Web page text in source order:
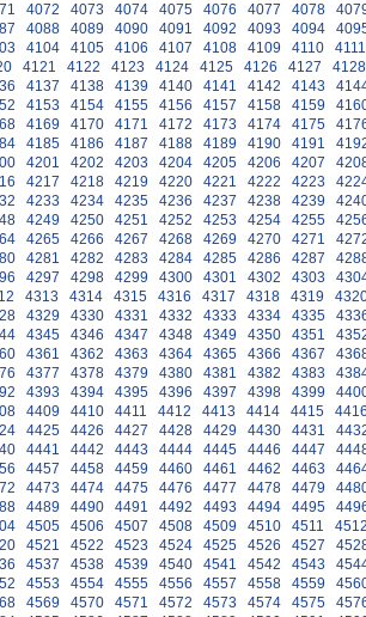
4072 4073 4074 4075 4076 4077 4078
4088 4089 4090 4091 4092 4093 4094
4104 4105 4106 4107 4108 4109 4110
4111
4121 4122 4123 4124 4125 4126 4127
4128
4137 4138 4139 4140 4141 4142 4143
4153 4154 4155 4156 4157 4158 4159
4169 4170 4171 4172 4173 4174 4175
4185 4186 4187 4188 4189 4190 4191
4201 4202 4203 4204 4205 4206 4207
4217 4218 4219 4220 4221 4222 4223
4233 4234 4235 4236 4237 4238 4239
4249 4250 4251 4252 4253 4254 4255
4265 4266 4267 4268 4269 4270 4271
4281 4282 4283 4284 4285 4286 4287
4297 4298 4299 4300 4301 4302 4303
4313 4314 4315 4316 4317 4318 4319
4329 4330 4331 4332 4333 4334 4335
4345 4346 4347 4348 4349 4350 4351
4361 4362 4363 4364 4365 4366 4367
4377 4378 4379 4380 4381 4382 4383
4393 4394 4395 4396 4397 4398 4399
4409 4410 4411 4412 4413 4414 4415
4425 4426 4427 4428 4429 4430 4431
4441 4442 4443 4444 4445 4446 4447
4457 4458 4459 4460 4461 4462 4463
4473 4474 4475 4476 4477 4478 4479
4489 4490 4491 4492 4493 4494 4495
4505 4506 4507 4508 4509 4510 4511
4521 4522 4523 4524 4525 4526 4527
4537 4538 4539 4540 4541 4542 4543
4553 4554 4555 4556 4557 4558 4559
4569 4570 4571 4572 4573 4574 4575